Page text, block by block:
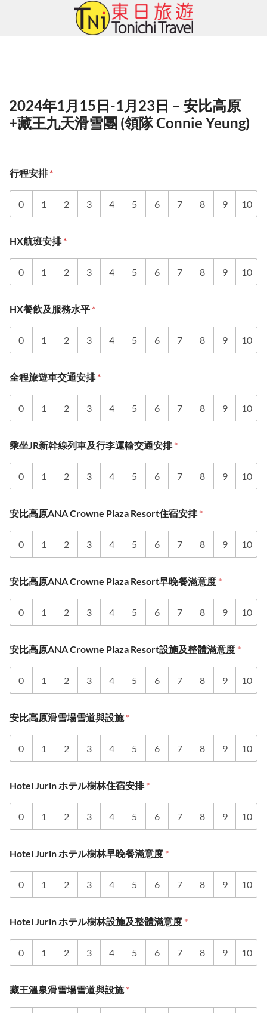
2024年1月15日-1月23日 – 安比高原
+藏王九天滑雪團 (領隊 Connie Yeung)
行程安排*
0 1 2 3 4 5 6 7 8 9 10
HX航班安排*
0 1 2 3 4 5 6 7 8 9 10
HX餐飲及服務水平 *
0 1 2 3 4 5 6 7 8 9 10
全程旅遊車交通安排*
0 1 2 3 4 5 6 7 8 9 10
乘坐JR新幹線列車及行李運輸交通安排*
0 1 2 3 4 5 6 7 8 9 10
安比高原ANA Crowne Plaza Resort住宿安排*
0 1 2 3 4 5 6 7 8 9 10
安比高原ANA Crowne Plaza Resort早晚餐滿意度 *
0 1 2 3 4 5 6 7 8 9 10
安比高原ANA Crowne Plaza Resort設施及整體滿意度 *
0 1 2 3 4 5 6 7 8 9 10
安比高原滑雪場雪道與設施*
0 1 2 3 4 5 6 7 8 9 10
Hotel Jurin ホテル樹林住宿安排*
0 1 2 3 4 5 6 7 8 9 10
Hotel Jurin ホテル樹林早晚餐滿意度 *
0 1 2 3 4 5 6 7 8 9 10
Hotel Jurin ホテル樹林設施及整體滿意度 *
0 1 2 3 4 5 6 7 8 9 10
藏王溫泉滑雪場雪道與設施*